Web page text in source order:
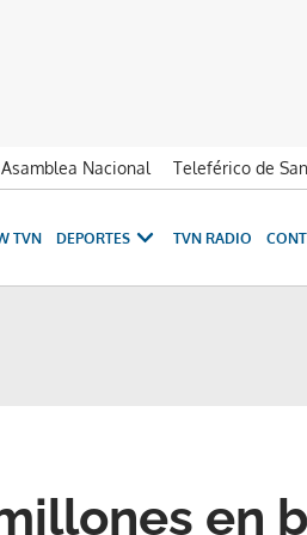
Asamblea Nacional Teleférico de
TVN DEPORTES TVN RADIO
en